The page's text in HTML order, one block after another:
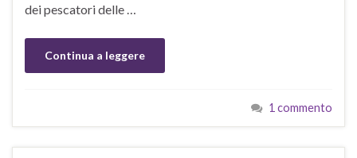
dei pescatori delle …
Continua a leggere
1 commento